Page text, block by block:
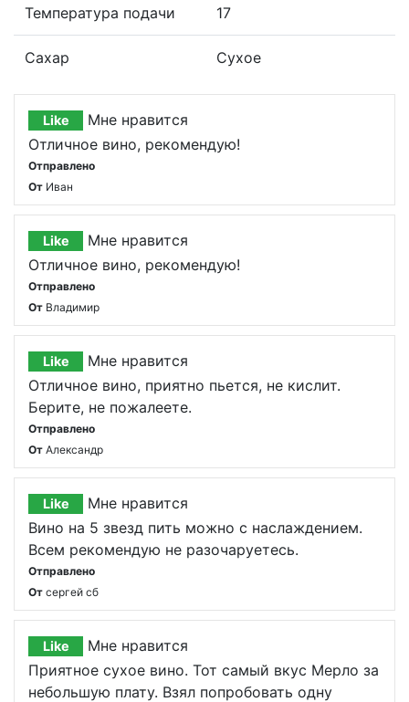
Температура подачи 17
Сахар Сухое
Like
Мне нравится
Отличное вино, рекомендую!
Отправлено
От Иван
Like
Мне нравится
Отличное вино, рекомендую!
Отправлено
От Владимир
Like
Мне нравится
Отличное вино, приятно пьется, не кислит.
Берите, не пожалеете.
Отправлено
От Александр
Like
Мне нравится
Вино на 5 звезд пить можно с наслаждением.
Всем рекомендую не разочаруетесь.
Отправлено
От сергей сб
Like
Мне нравится
Приятное сухое вино. Тот самый вкус Мерло за
небольшую плату. Взял попробовать одну